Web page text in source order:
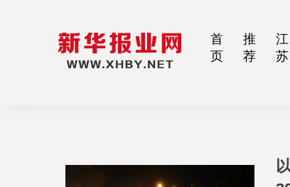
首
页
推
荐
江
苏